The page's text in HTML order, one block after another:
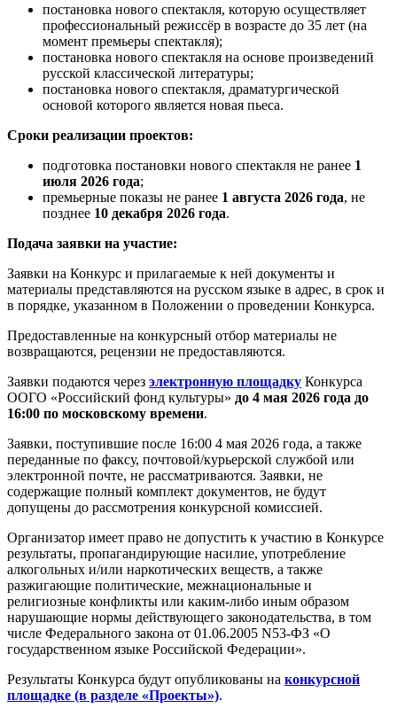
постановка нового спектакля, которую осуществляет
профессиональный режиссёр в возрасте до 35 лет (на
момент премьеры спектакля);
постановка нового спектакля на основе произведений
русской классической литературы;
постановка нового спектакля, драматургической
основой которого является новая пьеса.
Сроки реализации проектов:
подготовка постановки нового спектакля не ранее 1
июля 2026 года;
премьерные показы не ранее 1 августа 2026 года, не
позднее 10 декабря 2026 года.
Подача заявки на участие:
Заявки на Конкурс и прилагаемые к ней документы и
материалы представляются на русском языке в адрес, в срок и
в порядке, указанном в Положении о проведении Конкурса.
Предоставленные на конкурсный отбор материалы не
возвращаются, рецензии не предоставляются.
Заявки подаются через электронную площадку Конкурса
ООГО «Российский фонд культуры» до 4 мая 2026 года до
16:00 по московскому времени.
Заявки, поступившие после 16:00 4 мая 2026 года, а также
переданные по факсу, почтовой/курьерской службой или
электронной почте, не рассматриваются. Заявки, не
содержащие полный комплект документов, не будут
допущены до рассмотрения конкурсной комиссией.
Организатор имеет право не допустить к участию в Конкурсе
результаты, пропагандирующие насилие, употребление
алкогольных и/или наркотических веществ, а также
разжигающие политические, межнациональные и
религиозные конфликты или каким-либо иным образом
нарушающие нормы действующего законодательства, в том
числе Федерального закона от 01.06.2005 N53-ФЗ «О
государственном языке Российской Федерации».
Результаты Конкурса будут опубликованы на конкурсной
площадке (в разделе «Проекты»).